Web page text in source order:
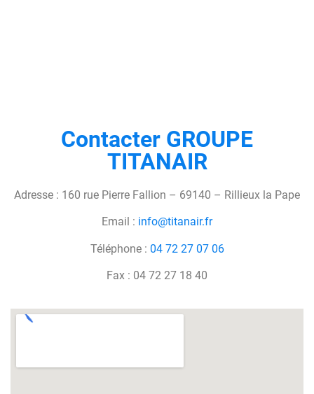
Contacter GROUPE
TITANAIR
Adresse : 160 rue Pierre Fallion – 69140 – Rillieux la Pape
Email : info@titanair.fr
Téléphone : 04 72 27 07 06
Fax : 04 72 27 18 40